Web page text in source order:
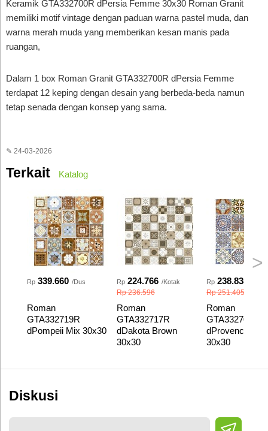
Keramik GTA332700R dPersia Femme 30x30 Roman Granit
memiliki motif vintage dengan paduan warna pastel muda, dan
warna merah muda yang memberikan kesan manis pada
ruangan,
Dalam 1 box Roman Granit GTA332700R dPersia Femme
terdapat 12 keping dengan desain yang berbeda-beda namun
tetap senada dengan konsep yang sama.
✎ 24-03-2026
Terkait Katalog
>
Rp 339.660 /Dus
Roman
GTA332719R
dPompeii Mix 30x30
Rp 224.766 /Kotak
Rp 236.596
Roman
GTA332717R
dDakota Brown
30x30
Rp 238.835
Rp 251.405
Roman
GTA332709R
dProvence
30x30
Diskusi